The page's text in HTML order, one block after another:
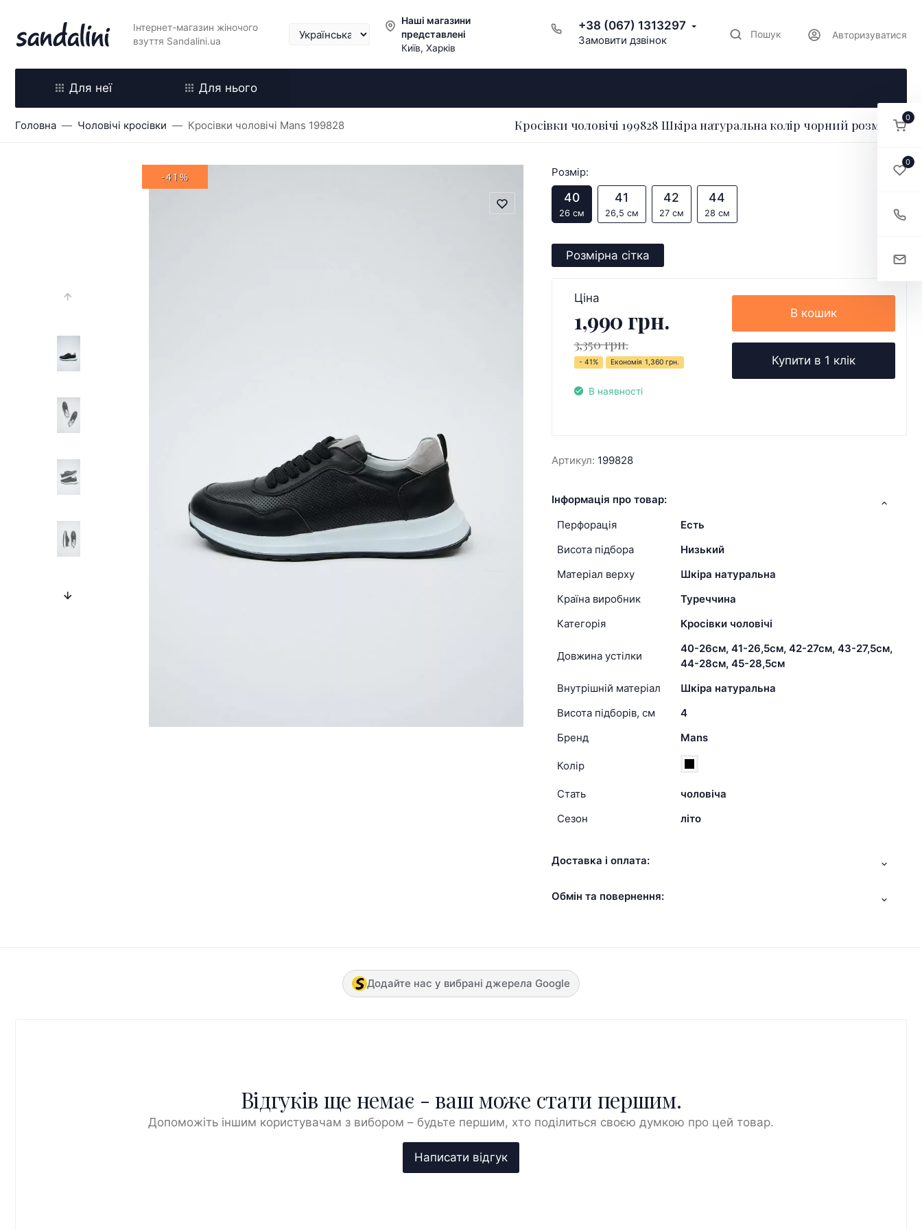
Інтернет-магазин жіночого
взуття Sandalini.ua
Наші магазини
представлені
Київ, Харків
+38 (067) 1313297
Замовити дзвінок Пошук Авторизуватися
Для неї Для нього
Головна Чоловічі кросівки Кросівки чоловічі Mans 199828 Кросівки чоловічі 199828 Шкіра натуральна колір чорний розмір 40
-41% Розмір:
40
26 см
41
26,5 см
42
27 см
44
28 см
Розмірна сітка
Ціна
1,990 грн.
3,350 грн.
- 41% Економія 1,360 грн.
В наявності
В кошик
Купити в 1 клік
Артикул: 199828
Інформація про товар:
Перфорація
Есть
Висота підбора
Низький
Матеріал верху
Шкіра натуральна
Країна виробник
Туреччина
Категорія
Кросівки чоловічі
Довжина устілки
40-26см, 41-26,5см, 42-27см, 43-27,5см,
44-28см, 45-28,5см
Внутрішній матеріал
Шкіра натуральна
Висота підборів, см
4
Бренд
Mans
Колір
Стать
чоловіча
Сезон
літо
Доставка і оплата:
Обмін та повернення:
Додайте нас у вибрані джерела Google
Відгуків ще немає - ваш може стати першим.
Допоможіть іншим користувачам з вибором – будьте першим, хто поділиться своєю думкою про цей товар.
0
0